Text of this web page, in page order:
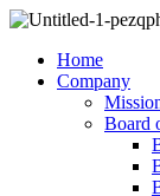
Home
Company
Board